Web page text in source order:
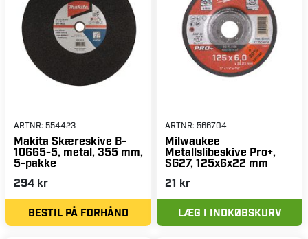
ARTNR: 554423
Makita Skæreskive B-
10665-5, metal, 355 mm,
5-pakke
294 kr
BESTIL PÅ FORHÅND
ARTNR: 566704
Milwaukee
Metallslibeskive Pro+,
SG27, 125x6x22 mm
21 kr
LÆG I INDKØBSKURV